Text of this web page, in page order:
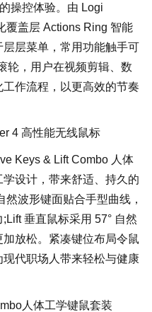
操控体验。由 Logi
覆盖层 Actions Ring 智能
层菜单，常用功能触手可
轮，用户在视频剪辑、数
作流程，以更高效的节奏
4 高性能无线鼠标
Keys & Lift Combo 人体
设计，带来舒适、持久的
波形键面贴合手型曲线，
垂直鼠标采用 57° 自然
放松。紧凑键位布局令鼠
代职场人带来轻松与健康
人体工学键鼠套装